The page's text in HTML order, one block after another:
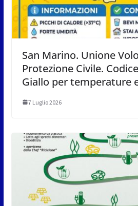
San Marino. Unione
Protezione Civile.
Giallo per temperature
7 Luglio 2026